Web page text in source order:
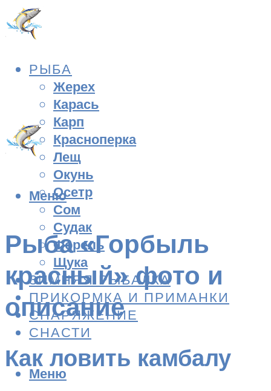
РЫБА
Жерех
Карась
Карп
Красноперка
Лещ
Окунь
Осетр
Сом
Судак
Форель
Щука
ЗИМНЯЯ РЫБАЛКА
ПРИКОРМКА И ПРИМАНКИ
СНАРЯЖЕНИЕ
СНАСТИ
Меню
Меню
Рыба «Горбыль
красный» фото и
описание
Как ловить камбалу